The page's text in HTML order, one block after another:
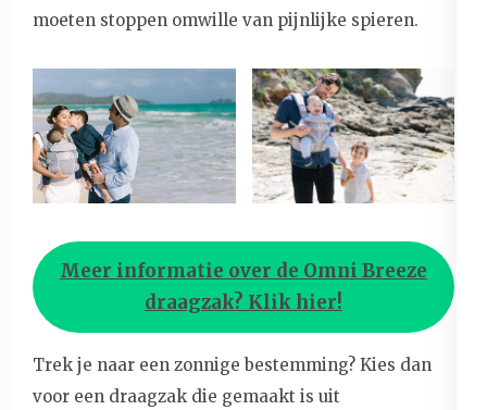
moeten stoppen omwille van pijnlijke spieren.
Meer informatie over de Omni Breeze
draagzak? Klik hier!
Trek je naar een zonnige bestemming? Kies dan
voor een draagzak die gemaakt is uit